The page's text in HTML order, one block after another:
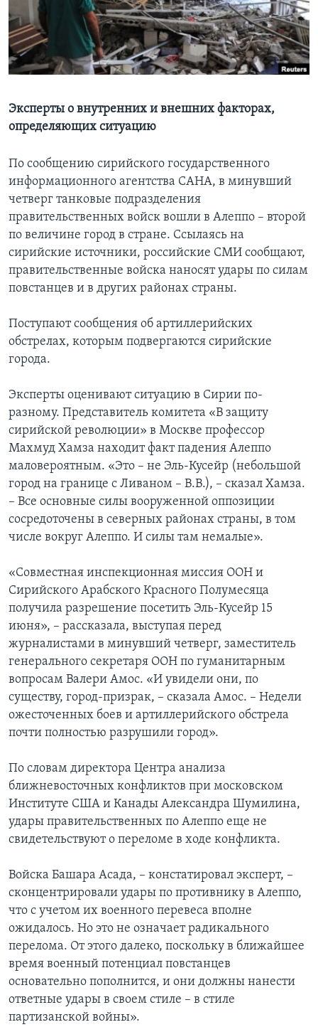
Learning English
СОЦИАЛЬНЫЕ СЕТИ
Языки
Эксперты о внутренних и внешних факторах,
определяющих ситуацию
По сообщению сирийского государственного
информационного агентства САНА, в минувший
четверг танковые подразделения
правительственных войск вошли в Алеппо – второй
по величине город в стране. Ссылаясь на
сирийские источники, российские СМИ сообщают,
правительственные войска наносят удары по силам
повстанцев и в других районах страны.
Поступают сообщения об артиллерийских
обстрелах, которым подвергаются сирийские
города.
Эксперты оценивают ситуацию в Сирии по-
разному. Представитель комитета «В защиту
сирийской революции» в Москве профессор
Махмуд Хамза находит факт падения Алеппо
маловероятным. «Это – не Эль-Кусейр (небольшой
город на границе с Ливаном – В.В.), – сказал Хамза.
– Все основные силы вооруженной оппозиции
сосредоточены в северных районах страны, в том
числе вокруг Алеппо. И силы там немалые».
«Совместная инспекционная миссия ООН и
Сирийского Арабского Красного Полумесяца
получила разрешение посетить Эль-Кусейр 15
июня», – рассказала, выступая перед
журналистами в минувший четверг, заместитель
генерального секретаря ООН по гуманитарным
вопросам Валери Амос. «И увидели они, по
существу, город-призрак, – сказала Амос. – Недели
ожесточенных боев и артиллерийского обстрела
почти полностью разрушили город».
По словам директора Центра анализа
ближневосточных конфликтов при московском
Институте США и Канады Александра Шумилина,
удары правительственных по Алеппо еще не
свидетельствуют о переломе в ходе конфликта.
Войска Башара Асада, – констатировал эксперт, –
сконцентрировали удары по противнику в Алеппо,
что с учетом их военного перевеса вполне
ожидалось. Но это не означает радикального
перелома. От этого далеко, поскольку в ближайшее
время военный потенциал повстанцев
основательно пополнится, и они должны нанести
ответные удары в своем стиле – в стиле
партизанской войны».